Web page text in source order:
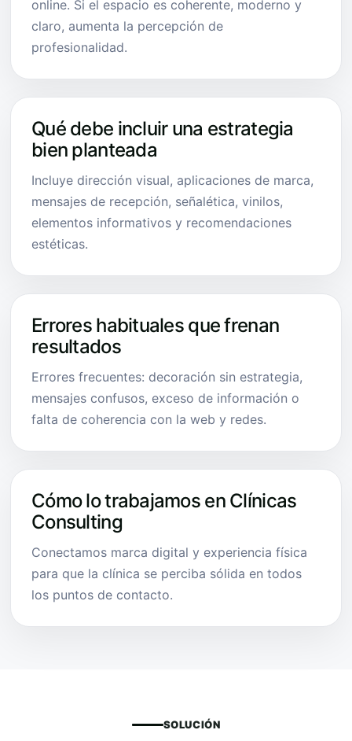
online. Si el espacio es coherente, moderno y
claro, aumenta la percepción de
profesionalidad.
Qué debe incluir una estrategia
bien planteada
Incluye dirección visual, aplicaciones de marca,
mensajes de recepción, señalética, vinilos,
elementos informativos y recomendaciones
estéticas.
Errores habituales que frenan
resultados
Errores frecuentes: decoración sin estrategia,
mensajes confusos, exceso de información o
falta de coherencia con la web y redes.
Cómo lo trabajamos en Clínicas
Consulting
Conectamos marca digital y experiencia física
para que la clínica se perciba sólida en todos
los puntos de contacto.
SOLUCIÓN